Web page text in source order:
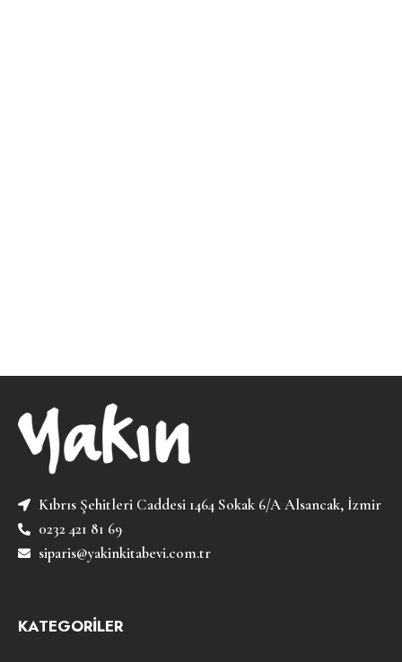
Kıbrıs Şehitleri Caddesi 1464 Sokak 6/A Alsancak, İzmir
0232 421 81 69
siparis@yakinkitabevi.com.tr
KATEGORİLER